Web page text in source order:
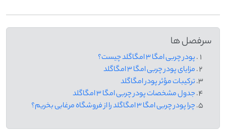
سرفصل ها
پودر چربی امگا ۳ امگاگلد چیست؟
مزایای پودر چربی امگا ۳ امگاگلد
ترکیبات مؤثر پودر امگاگلد
جدول مشخصات پودر چربی امگا ۳ امگاگلد
چرا پودر چربی امگا ۳ امگاگلد را از فروشگاه مرغابی بخریم؟